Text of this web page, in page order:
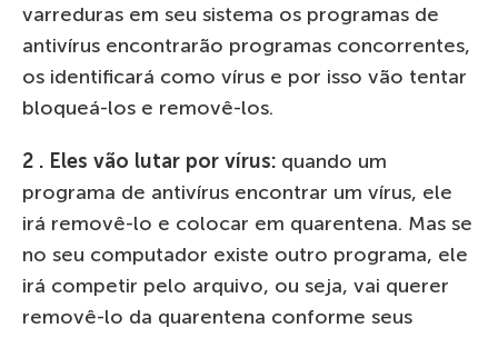
varreduras em seu sistema os programas de
antivírus encontrarão programas concorrentes,
os identificará como vírus e por isso vão tentar
bloqueá-los e removê-los.
2 . Eles vão lutar por vírus: quando um
programa de antivírus encontrar um vírus, ele
irá removê-lo e colocar em quarentena. Mas se
no seu computador existe outro programa, ele
irá competir pelo arquivo, ou seja, vai querer
removê-lo da quarentena conforme seus